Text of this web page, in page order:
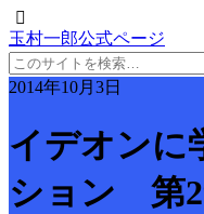
玉村一郎公式ページ
2014年10月3日
イデオンに
ション 第